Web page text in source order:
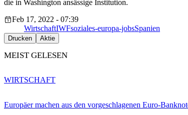
die in Washington ansässige Institution.
Feb 17, 2022 - 07:39
WirtschaftIWFsoziales-europa-jobsSpanien
Drucken Aktie
MEIST GELESEN
Europäer machen aus den vorgeschlagenen Euro-
WIRTSCHAFT